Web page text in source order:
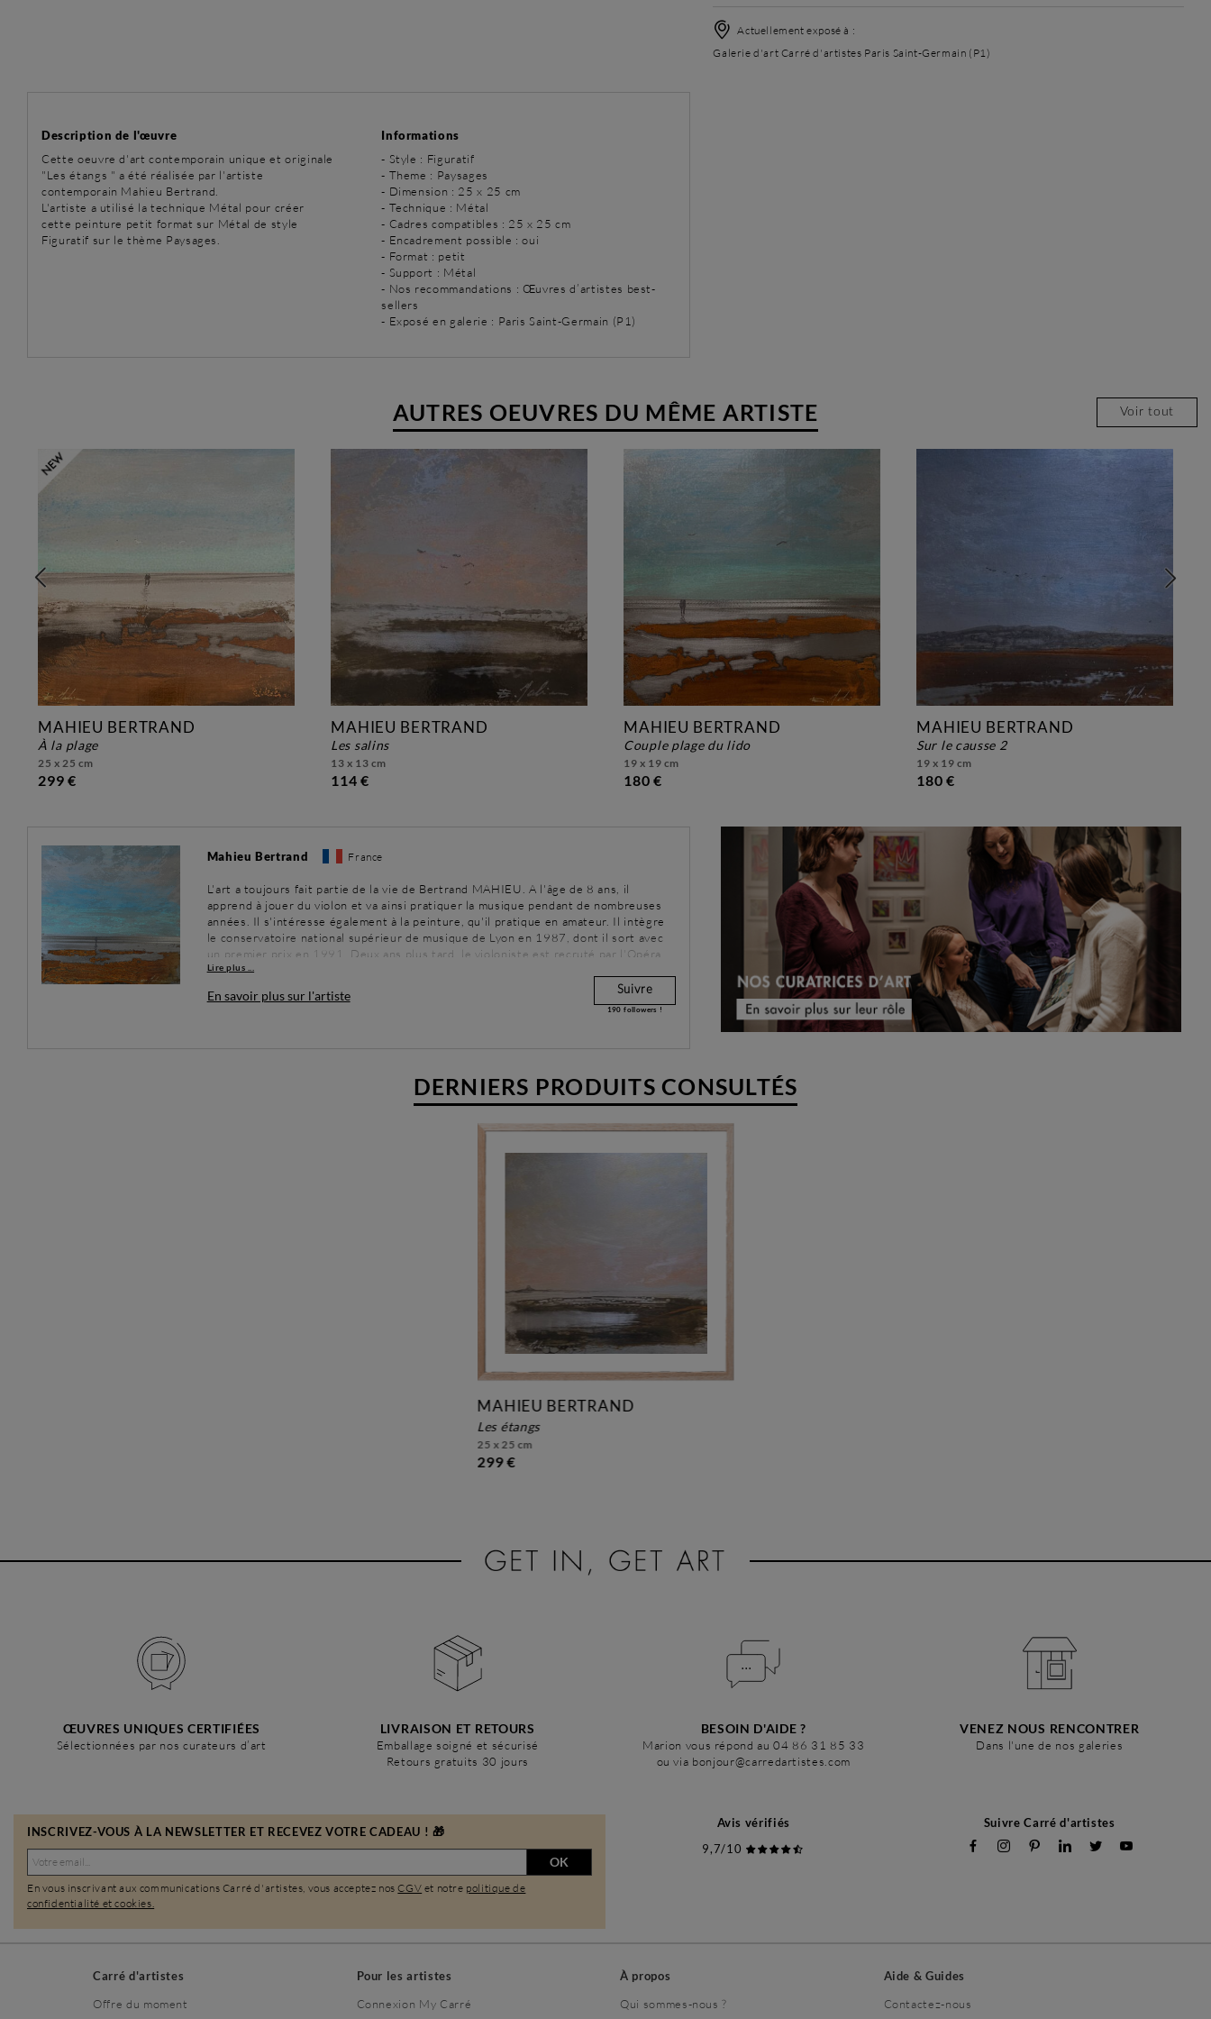
Actuellement exposé à :
Galerie d'art Carré d'artistes Paris Saint-Germain (P1)
Description de l'œuvre
Cette oeuvre d'art contemporain unique et originale
"Les étangs " a été réalisée par l'artiste
contemporain Mahieu Bertrand.
L'artiste a utilisé la technique Métal pour créer
cette peinture petit format sur Métal de style
Figuratif sur le thème Paysages.
Informations
- Style : Figuratif
- Theme : Paysages
- Dimension : 25 x 25 cm
- Technique : Métal
- Cadres compatibles : 25 x 25 cm
- Encadrement possible : oui
- Format : petit
- Support : Métal
- Nos recommandations : Œuvres d’artistes best-
sellers
- Exposé en galerie : Paris Saint-Germain (P1)
AUTRES OEUVRES DU MÊME ARTISTE Voir tout
MAHIEU BERTRAND
à la plage
25 x 25 cm
299 €
MAHIEU BERTRAND
les salins
13 x 13 cm
114 €
MAHIEU BERTRAND
couple plage du lido
19 x 19 cm
180 €
MAHIEU BERTRAND
sur le causse 2
19 x 19 cm
180 €
Mahieu Bertrand France
L'art a toujours fait partie de la vie de Bertrand MAHIEU. A l'âge de 8 ans, il
apprend à jouer du violon et va ainsi pratiquer la musique pendant de nombreuses
années. Il s'intéresse également à la peinture, qu'il pratique en amateur. Il intègre
le conservatoire national supérieur de musique de Lyon en 1987, dont il sort avec
un premier prix en 1991. Deux ans plus tard, le violoniste est recruté par l'Opéra
de Rouen comme 1er violon solo. En parallèle, il valide en 2004 deux années
d'études d'Histoire de l'Art à l'université de Lille. En 2012, on lui diagnostique une
maladie à la main gauche. Bertrand devra alors subir une série d'interventions
Lire plus ...
En savoir plus sur l'artiste Suivre
190 followers !
DERNIERS PRODUITS CONSULTÉS
MAHIEU BERTRAND
les étangs
25 x 25 cm
299 €
ŒUVRES UNIQUES CERTIFIÉES
Sélectionnées par nos curateurs d’art
LIVRAISON ET RETOURS
Emballage soigné et sécurisé
Retours gratuits 30 jours
BESOIN D'AIDE ?
Marion vous répond au 04 86 31 85 33
ou via bonjour@carredartistes.com
VENEZ NOUS RENCONTRER
Dans l'une de nos galeries
INSCRIVEZ-VOUS À LA NEWSLETTER ET RECEVEZ VOTRE CADEAU ! 🎁
OK
En vous inscrivant aux communications Carré d'artistes, vous acceptez nosCGV et notre politique de
confidentialité et cookies.
Avis vérifiés
9,7/10
Suivre Carré d'artistes
Carré d'artistes
Offre du moment
Pour les artistes
Connexion My Carré
À propos
Qui sommes-nous ?
Aide & Guides
Contactez-nous